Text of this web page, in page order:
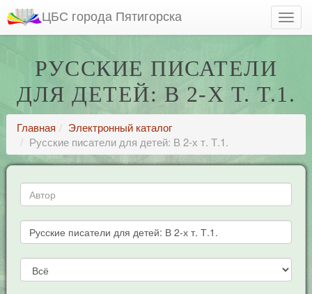
ЦБС города Пятигорска
РУССКИЕ ПИСАТЕЛИ
ДЛЯ ДЕТЕЙ: В 2-Х Т. Т.1.
Главная
Электронный каталог
Русские писатели для детей: В 2-х т. Т.1.